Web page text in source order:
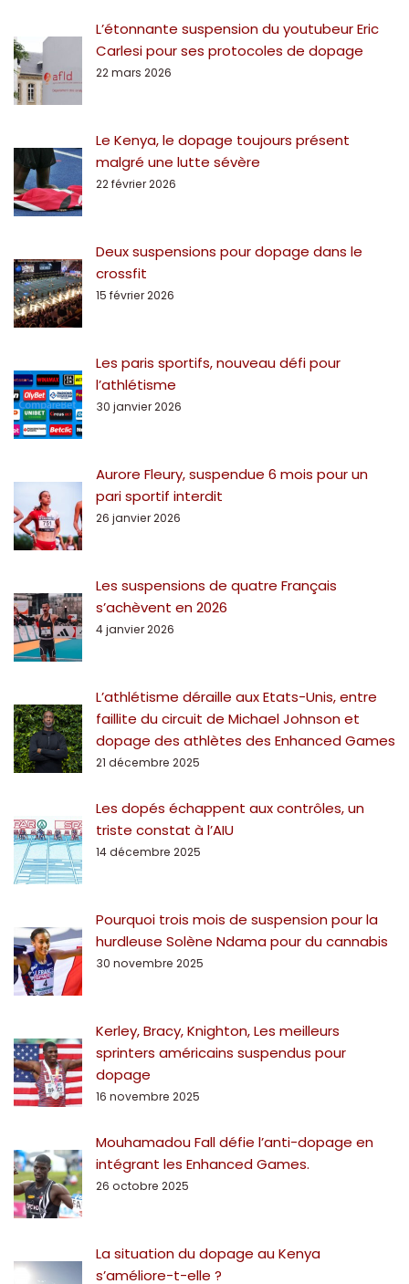
L’étonnante suspension du youtubeur Eric
Carlesi pour ses protocoles de dopage
22 mars 2026
Le Kenya, le dopage toujours présent
malgré une lutte sévère
22 février 2026
Deux suspensions pour dopage dans le
crossfit
15 février 2026
Les paris sportifs, nouveau défi pour
l’athlétisme
30 janvier 2026
Aurore Fleury, suspendue 6 mois pour un
pari sportif interdit
26 janvier 2026
Les suspensions de quatre Français
s’achèvent en 2026
4 janvier 2026
L’athlétisme déraille aux Etats-Unis, entre
faillite du circuit de Michael Johnson et
dopage des athlètes des Enhanced Games
21 décembre 2025
Les dopés échappent aux contrôles, un
triste constat à l’AIU
14 décembre 2025
Pourquoi trois mois de suspension pour la
hurdleuse Solène Ndama pour du cannabis
30 novembre 2025
Kerley, Bracy, Knighton, Les meilleurs
sprinters américains suspendus pour
dopage
16 novembre 2025
Mouhamadou Fall défie l’anti-dopage en
intégrant les Enhanced Games.
26 octobre 2025
La situation du dopage au Kenya
s’améliore-t-elle ?